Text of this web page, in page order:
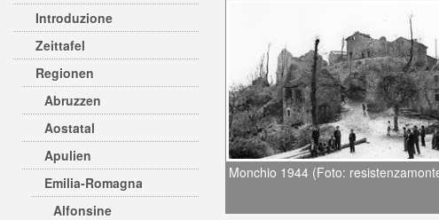
Introduzione
Zeittafel
Regionen
Abruzzen
Aostatal
Apulien
Emilia-Romagna
Alfonsine
Monchio 1944 (Foto: